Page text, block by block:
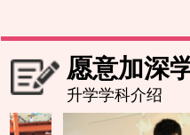
愿意加深
升学学科介绍